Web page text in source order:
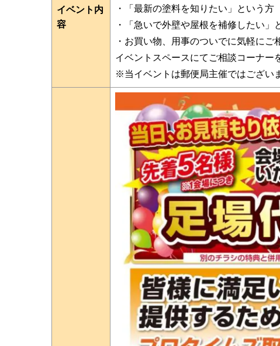
イベント内
容
・「最新の塗料を知りたい」という方
・「急いで外壁や屋根を補修したい」
・お買い物、用事のついでに気軽にご
イベントスペースにてご相談コーナー
※当イベントは郵便局主催ではござい